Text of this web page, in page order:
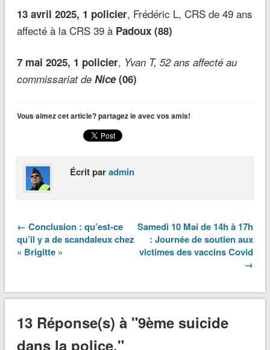
13 avril 2025, 1 policier, Frédéric L, CRS de 49 ans
affecté à la CRS 39 à Padoux (88)
7 mai 2025, 1 policier, Yvan T, 52 ans affecté au
commissariat de Nice(06)
Vous aimez cet article? partagez le avec vos amis!
Écrit paradmin
← Conclusion : qu’est-ce
qu’il y a de scandaleux chez
« Brigitte »
Samedi 10 Mai de 14h à 17h
: Journée de soutien aux
victimes des vaccins Covid
→
13 Réponse(s) à "9ème suicide
dans la police."